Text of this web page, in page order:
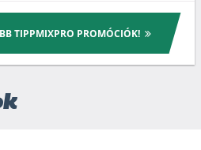
TIPPMIXPRO PROMÓCIÓK!